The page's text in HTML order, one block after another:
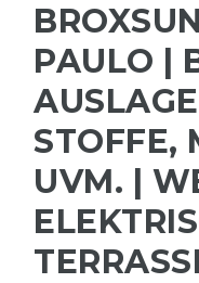
PAULO |
STOFFE,
UVM. |